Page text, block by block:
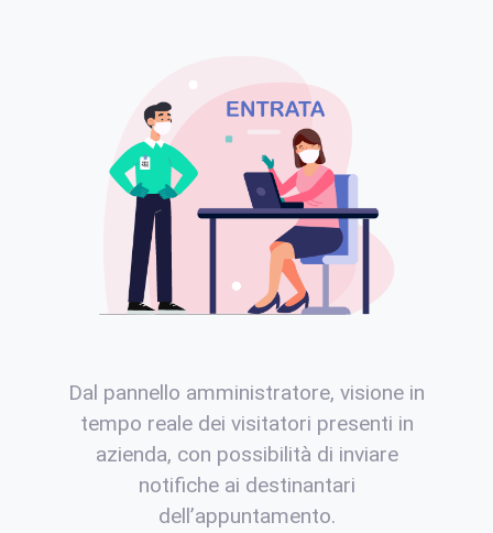
Dal pannello amministratore, visione in
tempo reale dei visitatori presenti in
azienda, con possibilità di inviare
notifiche ai destinantari
dell’appuntamento.